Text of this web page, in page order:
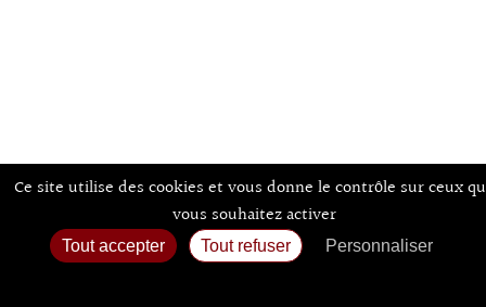
Ce site utilise des cookies et vous donne le contrôle sur ceux
vous souhaitez activer
Tout accepter Tout refuser
Personnaliser